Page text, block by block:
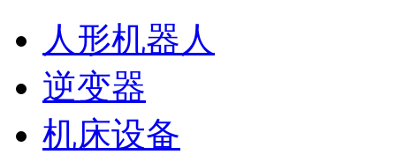
人形机器人
逆变器
机床设备